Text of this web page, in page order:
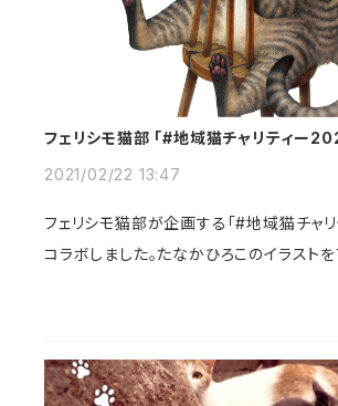
フェリシモ猫部 「#地域猫チャリティー
2021/02/22 13:47
フェリシモ猫部が企画する「#地域猫チャ
コラボしました。たなかひろこのイラスト